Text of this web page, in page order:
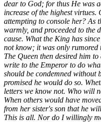
dear to God; for thus He was
increase of the highest
attempting to console her? As
warmly, and proceeded to the
cause. What the King has
not know; it was only rumored
The Queen then desired him
write to the Emperor to do
should be condemned without
promised he would do so.
letters we know not. Who will
When others would have
from her sister's son that he
This is all. Nor do I willingly